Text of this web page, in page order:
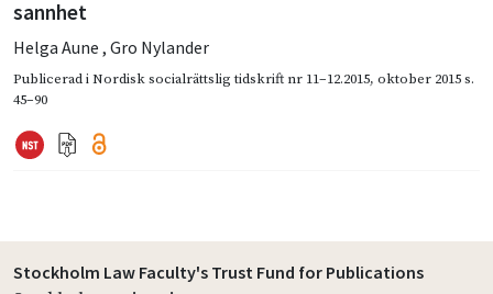
sannhet
Helga Aune , Gro Nylander
Publicerad iNordisk socialrättslig tidskrift nr 11–12.2015, oktober 2015s.
45–90
Stockholm Law Faculty's Trust Fund for Publications